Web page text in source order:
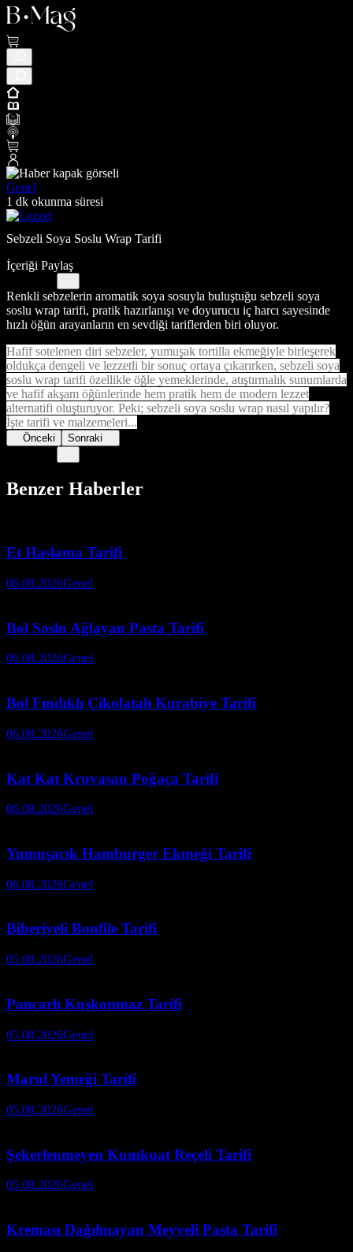
Genel
1 dk okunma süresi
Sebzeli Soya Soslu Wrap Tarifi
İçeriği Paylaş
Renkli sebzelerin aromatik soya sosuyla buluştuğu sebzeli soya
soslu wrap tarifi, pratik hazırlanışı ve doyurucu iç harcı sayesinde
hızlı öğün arayanların en sevdiği tariflerden biri oluyor.
Hafif sotelenen diri sebzeler, yumuşak tortilla ekmeğiyle birleşerek
oldukça dengeli ve lezzetli bir sonuç ortaya çıkarırken, sebzeli soya
soslu wrap tarifi özellikle öğle yemeklerinde, atıştırmalık sunumlarda
ve hafif akşam öğünlerinde hem pratik hem de modern lezzet
alternatifi oluşturuyor. Peki; sebzeli soya soslu wrap nasıl yapılır?
İşte tarifi ve malzemeleri...
Önceki Sonraki
Benzer Haberler
Et Haşlama Tarifi
06.08.2026Genel
Bol Soslu Ağlayan Pasta Tarifi
06.08.2026Genel
Bol Fındıklı Çikolatalı Kurabiye Tarifi
06.08.2026Genel
Kat Kat Kruvasan Poğaça Tarifi
06.08.2026Genel
Yumuşacık Hamburger Ekmeği Tarifi
06.08.2026Genel
Biberiyeli Bonfile Tarifi
05.08.2026Genel
Pancarlı Kuşkonmaz Tarifi
05.08.2026Genel
Marul Yemeği Tarifi
05.08.2026Genel
Şekerlenmeyen Kumkuat Reçeli Tarifi
05.08.2026Genel
Kreması Dağılmayan Meyveli Pasta Tarifi